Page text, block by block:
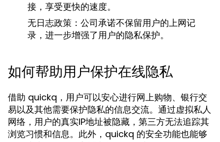
接，享受更快的速度。
无日志政策： 公司承诺不保留用户的上网记
录，进一步增强了用户的隐私保护。
如何帮助用户保护在线隐私
借助 quickq，用户可以安心进行网上购物、银行交
易以及其他需要保护隐私的信息交流。通过虚拟私人
网络，用户的真实IP地址被隐藏，第三方无法追踪其
浏览习惯和信息。此外，quickq 的安全功能也能够